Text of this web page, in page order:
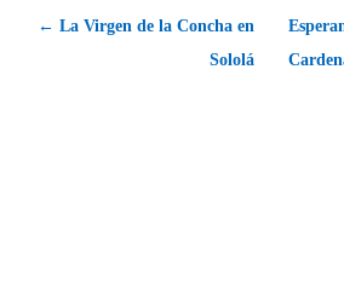
← La Virgen de la Concha en
Sololá